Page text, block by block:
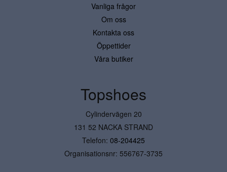
Vanliga frågor
Om oss
Kontakta oss
Öppettider
Våra butiker
Topshoes
Cylindervägen 20
131 52 NACKA STRAND
Telefon: 08-204425
Organisationsnr: 556767-3735